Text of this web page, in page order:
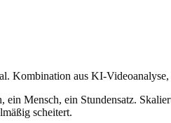
Kombination aus KI-
ein Mensch, ein Stundensatz.
scheitert.